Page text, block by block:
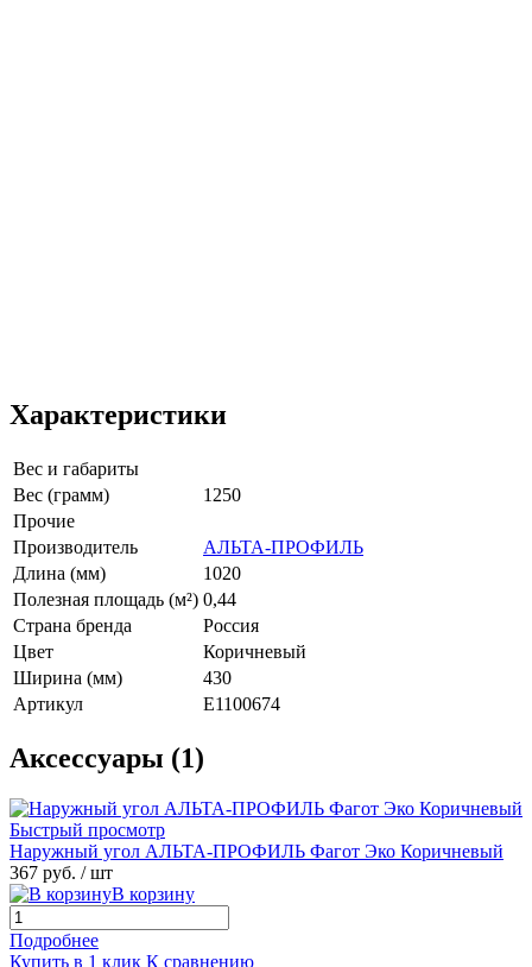
Характеристики
Вес и габариты
Вес (грамм)
1250
Прочие
Производитель
АЛЬТА-ПРОФИЛЬ
Длина (мм)
1020
Полезная площадь (м²) 0,44
Страна бренда
Россия
Цвет
Коричневый
Ширина (мм)
430
Артикул
E1100674
Аксессуары (1)
Быстрый просмотр
Наружный угол АЛЬТА-ПРОФИЛЬ Фагот Эко Коричневый
367 руб. / шт
В корзину
Подробнее
Купить в 1 клик К сравнению